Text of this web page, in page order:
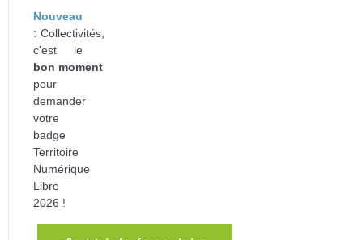
Nouveau
: Collectivités,
c'est le
bon moment
pour
demander
votre
badge
Territoire
Numérique
Libre
2026 !